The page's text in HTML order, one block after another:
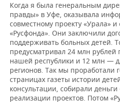
Когда я была генеральным
правды» в Уфе, оказывала
совместному проекту «Урала»
«Русфонда». Они заключили
поддерживать больных детей.
предусматривал 24 млн
нашей республики и 12 млн —
регионов. Так мы проработали
страницах газеты истории
консультации, собирали
реализации проектов. Потом